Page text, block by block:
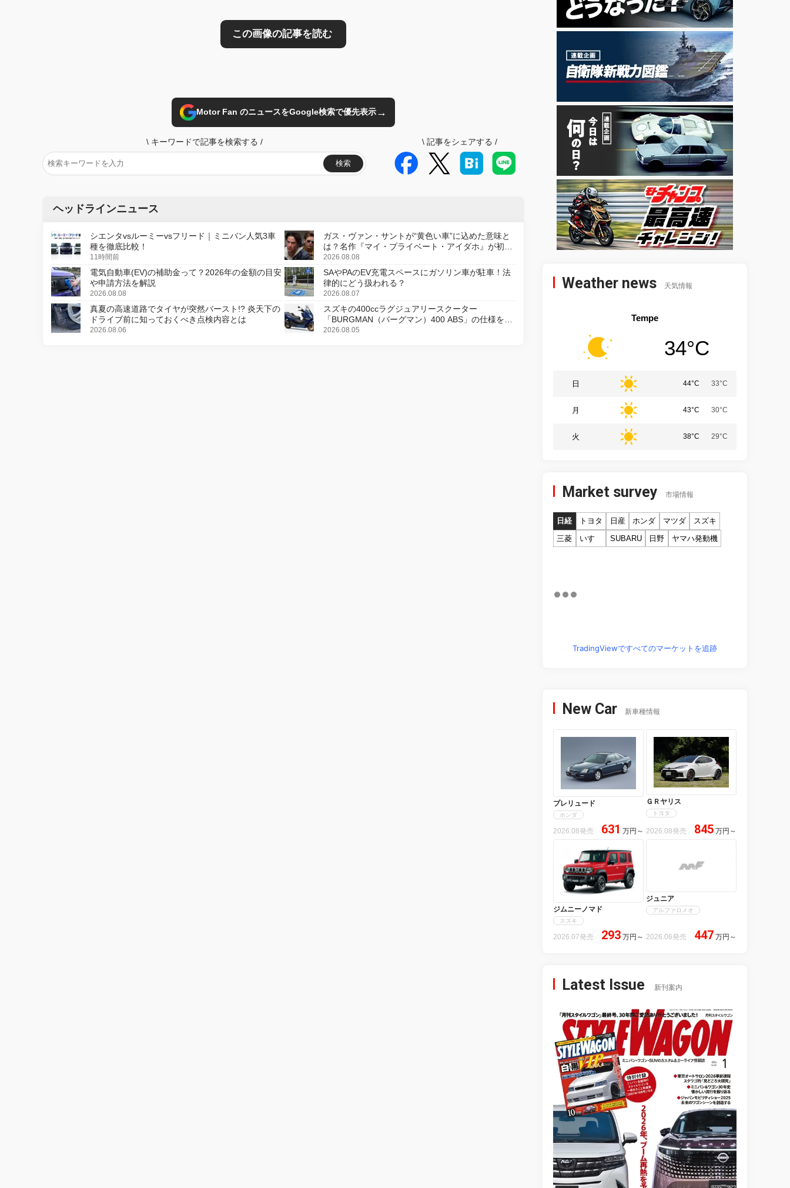
Motor Fan のニュースをGoogle検索で優先表示→
\ キーワードで記事を検索する /
検索
\ 記事をシェアする /
ヘッドラインニュース
シエンタvsルーミーvsフリード｜ミニバン人気3車
種を徹底比較！
11時間前
ガス・ヴァン・サントが“黄色い車”に込めた意味と
は？名作『マイ・プライベート・アイダホ』が初の
デジタルリマスター版で復活
2026.08.08
電気自動車(EV)の補助金って？2026年の金額の目安
や申請方法を解説
2026.08.08
SAやPAのEV充電スペースにガソリン車が駐車！法
律的にどう扱われる？
2026.08.07
真夏の高速道路でタイヤが突然バースト!? 炎天下の
ドライブ前に知っておくべき点検内容とは
2026.08.06
スズキの400ccラグジュアリースクーター
「BURGMAN（バーグマン）400 ABS」の仕様を変
更し、8月18日に発売
2026.08.05
Weather news 天気情報
Tempe
34°C
日 44°C 33°C
月 43°C 30°C
火 38°C 29°C
Market survey 市場情報
日経 トヨタ 日産 ホンダ マツダ
スズキ
三菱
いすゞ SUBARU 日野 ヤマハ発動機
TradingViewですべてのマーケットを追跡
New Car 新車種情報
プレリュード
ホンダ
2026.08発売 631 万円 ～
ＧＲヤリス
トヨタ
2026.08発売 845 万円 ～
ジムニーノマド
スズキ
2026.07発売 293 万円 ～
ジュニア
アルファロメオ
2026.06発売 447 万円 ～
Latest Issue 新刊案内